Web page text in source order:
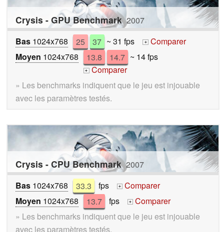
Crysis - GPU Benchmark 2007
Bas 1024x768 25 37 ~ 31 fps + Comparer
Moyen 1024x768 13.8 14.7 ~ 14 fps
+ Comparer
» Les benchmarks indiquent que le jeu est injouable
avec les paramètres testés.
Crysis - CPU Benchmark 2007
Bas 1024x768 33.3 fps +
Comparer
Moyen 1024x768 13.7 fps +
Comparer
» Les benchmarks indiquent que le jeu est injouable
avec les paramètres testés.